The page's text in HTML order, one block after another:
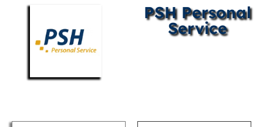
PSH Personal
Service